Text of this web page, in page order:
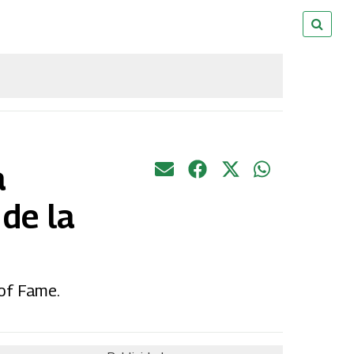
la
Fame.